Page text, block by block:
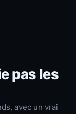
pas les
avec un vrai